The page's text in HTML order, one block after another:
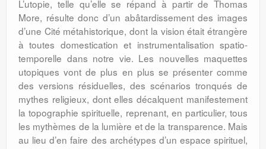
L’utopie, telle qu’elle se répand à partir de Thomas
More, résulte donc d’un abâtardissement des images
d’une Cité métahistorique, dont la vision était étrangère
à toutes domestication et instrumentalisation spatio-
temporelle dans notre vie. Les nouvelles maquettes
utopiques vont de plus en plus se présenter comme
des versions résiduelles, des scénarios tronqués de
mythes religieux, dont elles décalquent manifestement
la topographie spirituelle, reprenant, en particulier, tous
les mythèmes de la lumière et de la transparence. Mais
au lieu d’en faire des archétypes d’un espace spirituel,